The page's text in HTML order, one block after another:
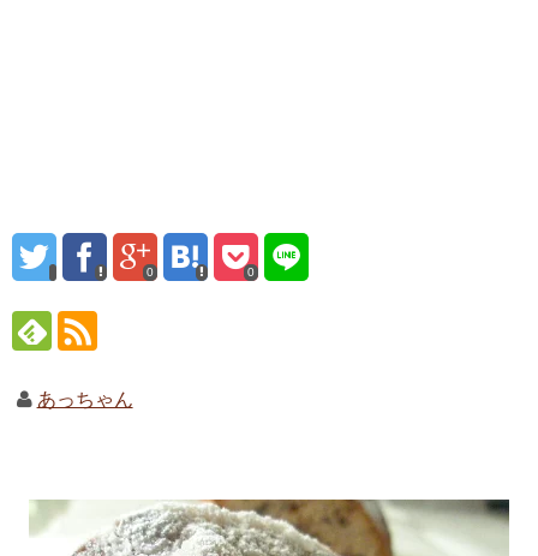
0 0
あっちゃん